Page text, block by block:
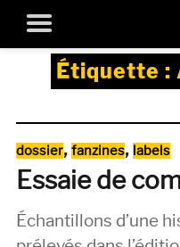
Étiquette :
Catégories
dossier, fanzines, labels
Essaie de
Échantillons d’une